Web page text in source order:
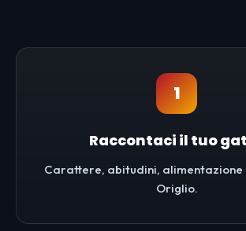
1
Raccontaci il tuo
Carattere, abitudini, alimentazione
Origlio.